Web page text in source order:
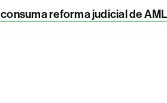
reforma judicial de